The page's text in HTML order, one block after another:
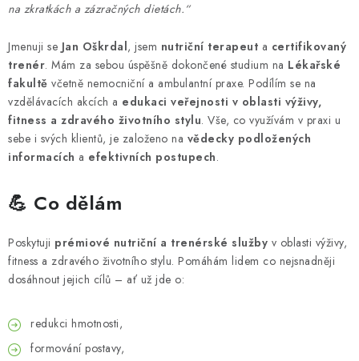
na zkratkách a zázračných dietách.“
Jmenuji se Jan Oškrdal, jsem nutriční terapeut a certifikovaný
trenér. Mám za sebou úspěšně dokončené studium na Lékařské
fakultě včetně nemocniční a ambulantní praxe. Podílím se na
vzdělávacích akcích a edukaci veřejnosti v oblasti výživy,
fitness a zdravého životního stylu. Vše, co využívám v praxi u
sebe i svých klientů, je založeno na vědecky podložených
informacích a efektivních postupech.
💪 Co dělám
Poskytuji prémiové nutriční a trenérské služby v oblasti výživy,
fitness a zdravého životního stylu. Pomáhám lidem co nejsnadněji
dosáhnout jejich cílů – ať už jde o:
redukci hmotnosti,
formování postavy,